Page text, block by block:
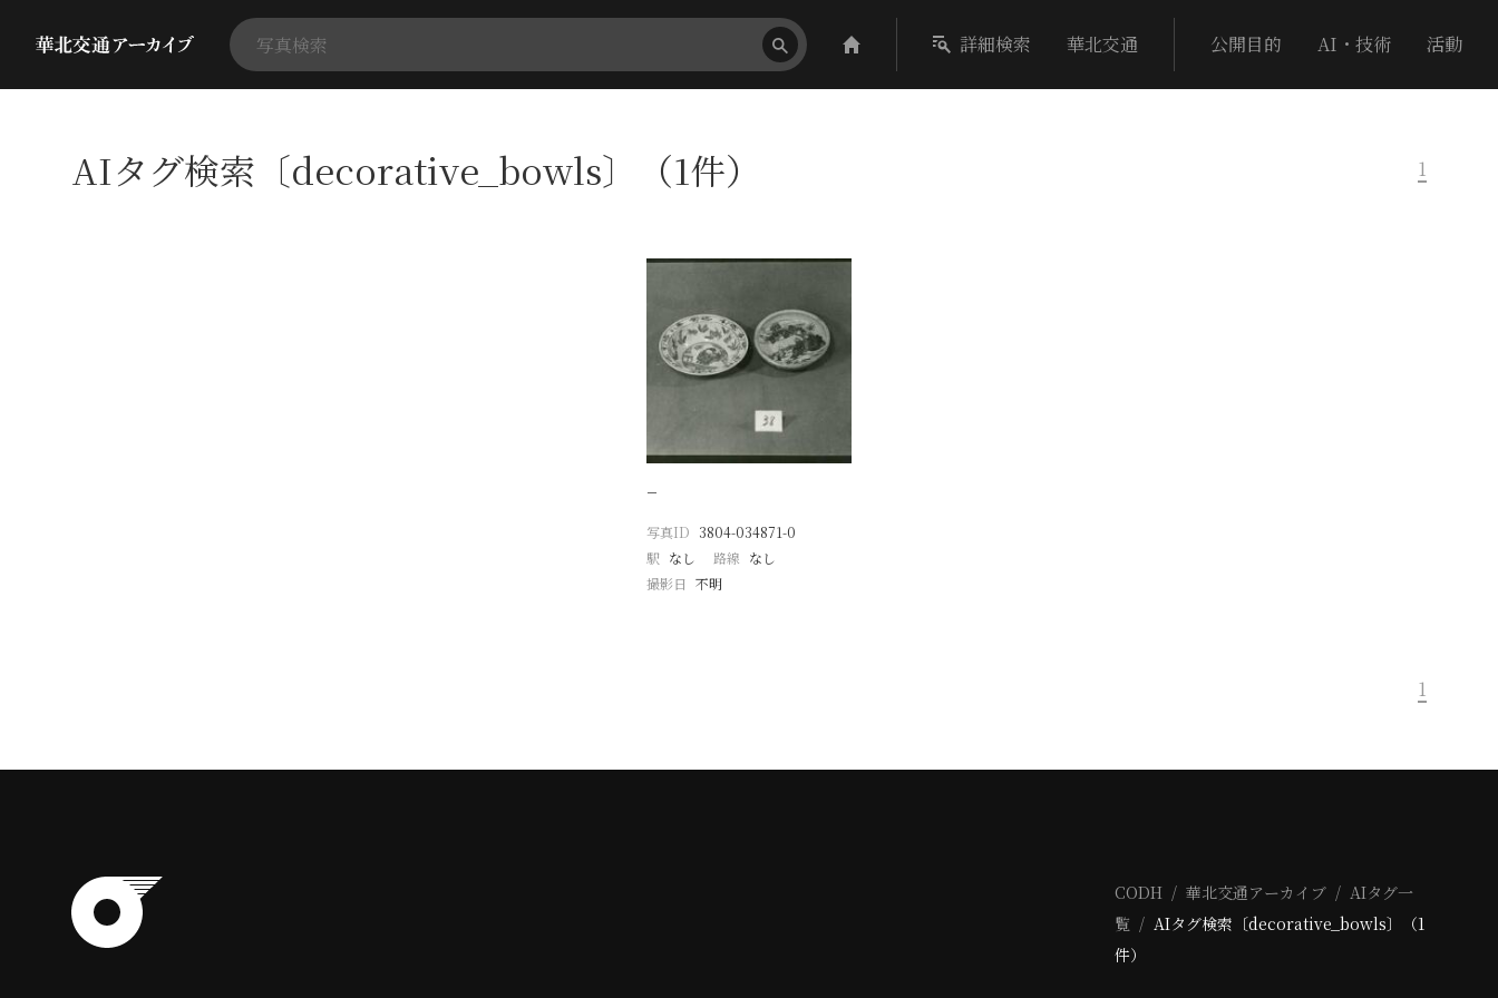
詳細検索 華北交通 公開目的 AI・技術 活動
AIタグ検索〔decorative_bowls〕（1件） 1
−
写真ID 3804-034871-0
駅 なし 路線 なし
撮影日 不明
1
CODH 華北交通アーカイブ
AIタグ一
覧
AIタグ検索〔decorative_bowls〕（1
件）